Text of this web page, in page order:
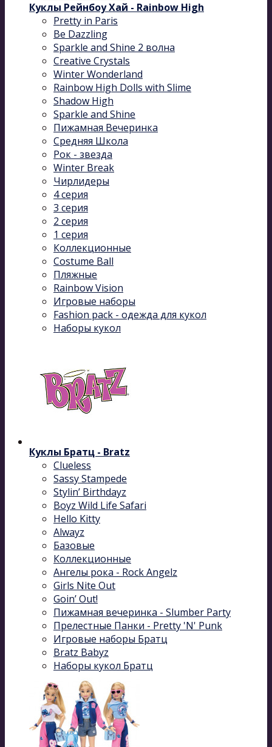
Куклы Рейнбоу Хай - Rainbow High
Pretty in Paris
Be Dazzling
Sparkle and Shine 2 волна
Сreative Сrystals
Winter Wonderland
Rainbow High Dolls with Slime
Shadow High
Sparkle and Shine
Пижамная Вечеринка
Средняя Школа
Рок - звезда
Winter Break
Чирлидеры
4 серия
3 серия
2 серия
1 серия
Коллекционные
Costume Ball
Пляжные
Rainbow Vision
Игровые наборы
Fashion pack - одежда для кукол
Наборы кукол
Куклы Братц - Bratz
Clueless
Sassy Stampede
Stylin’ Birthdayz
Boyz Wild Life Safari
Hello Kitty
Alwayz
Базовые
Коллекционные
Ангелы рока - Rock Angelz
Girls Nite Out
Goin’ Out!
Пижамная вечеринка - Slumber Party
Прелестные Панки - Pretty 'N' Punk
Игровые наборы Братц
Bratz Babyz
Наборы кукол Братц